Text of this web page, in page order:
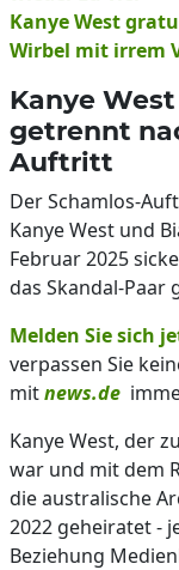
Kanye West
Wirbel mit irrem
Kanye
getrennt
Auftritt
Der Schamlos-
Kanye West und
Februar 2025
das Skandal-Paar
Melden Sie sich
verpassen Sie
mitnews.de
Kanye West, der
war und mit dem
die australische
2022 geheiratet -
Beziehung